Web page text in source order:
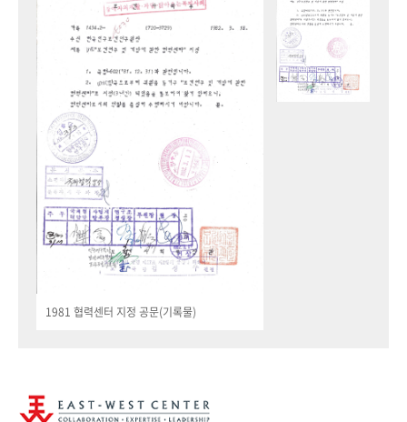
1981 협력센터 지정 공문(기록물)